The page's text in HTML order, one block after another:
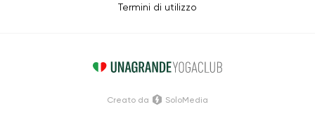
Termini di utilizzo
Creato da SoloMedia